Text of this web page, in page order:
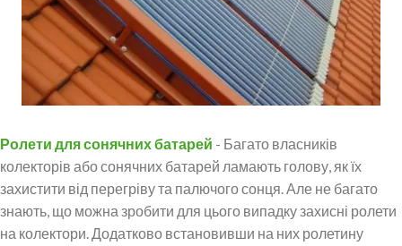
Ролети для сонячних батарей - Багато власників
колекторів або сонячних батарей ламають голову, як їх
захистити від перегріву та палючого сонця. Але не багато
знають, що можна зробити для цього випадку захисні ролети
на колектори. Додатково встановивши на них ролетину